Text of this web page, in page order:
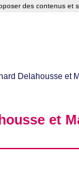
Delahousse et
et
des contenus et